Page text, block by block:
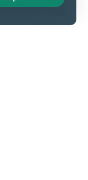
Live Chat